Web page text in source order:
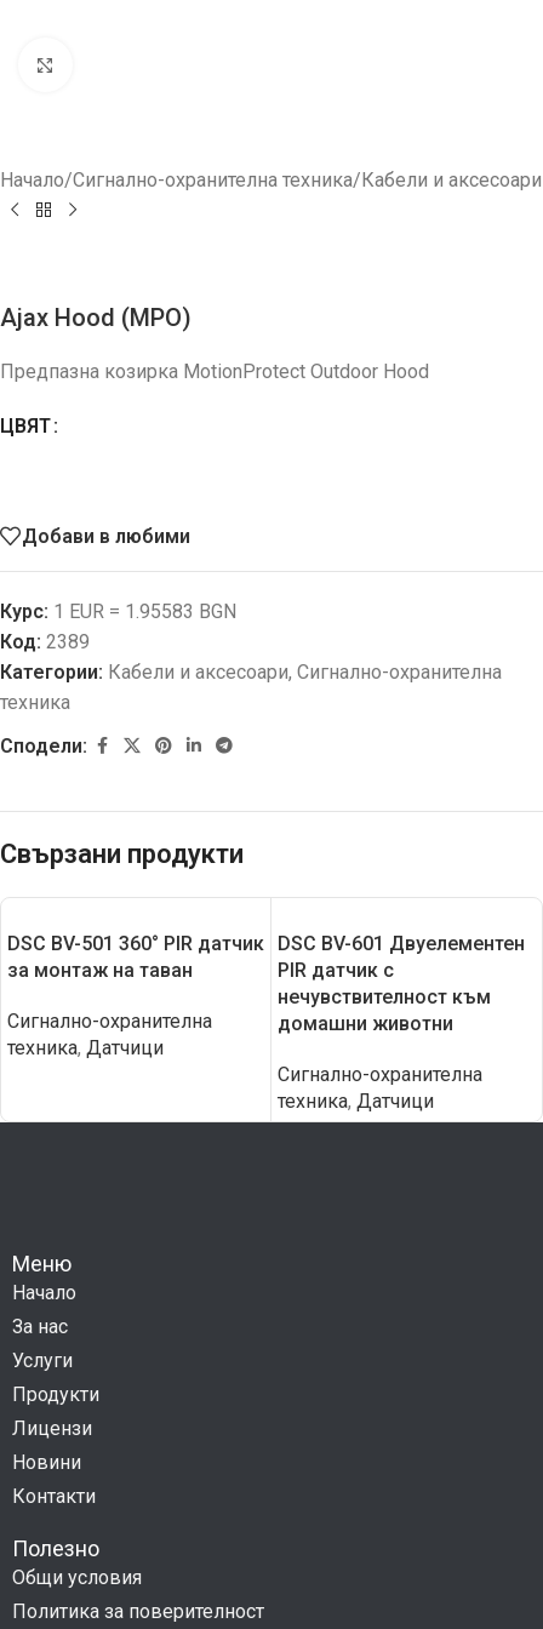
Начало/Сигнално-охранителна техника/Кабели и аксесоари
Ajax Hood (MPO)
Предпазна козирка MotionProtect Outdoor Hood
ЦВЯТ
Добави в любими
Курс: 1 EUR = 1.95583 BGN
Код: 2389
Категории: Кабели и аксесоари, Сигнално-охранителна
техника
Сподели:
Свързани продукти
DSC BV-501 360° PIR датчик
за монтаж на таван
Сигнално-охранителна
техника, Датчици
DSC BV-601 Двуелементен
PIR датчик с
нечувствителност към
домашни животни
Сигнално-охранителна
техника, Датчици
Меню
Начало
За нас
Услуги
Продукти
Лицензи
Новини
Контакти
Полезно
Общи условия
Политика за поверителност